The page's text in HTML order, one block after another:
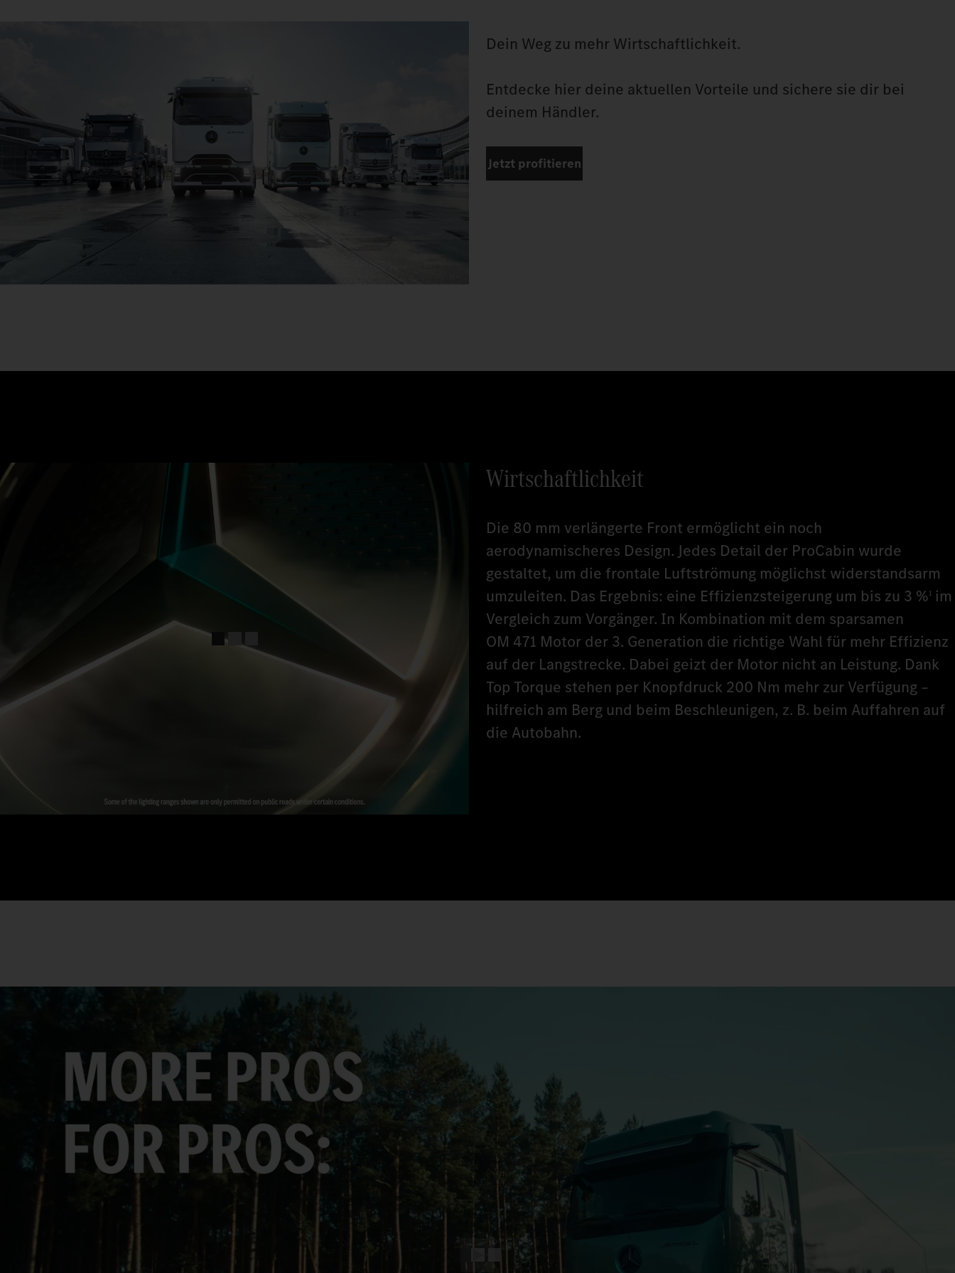
Dein Weg zu mehr Wirtschaftlichkeit.
Entdecke hier deine aktuellen Vorteile und sichere sie dir bei
deinem Händler.
Jetzt profitieren
Wirtschaftlichkeit
Die 80 mm verlängerte Front ermöglicht ein noch
aerodynamischeres Design. Jedes Detail der ProCabin wurde
gestaltet, um die frontale Luftströmung möglichst widerstandsarm
umzuleiten. Das Ergebnis: eine Effizienzsteigerung um bis zu 3 %1 im
Vergleich zum Vorgänger. In Kombination mit dem sparsamen
OM 471 Motor der 3. Generation die richtige Wahl für mehr Effizienz
auf der Langstrecke. Dabei geizt der Motor nicht an Leistung. Dank
Top Torque stehen per Knopfdruck 200 Nm mehr zur Verfügung –
hilfreich am Berg und beim Beschleunigen, z. B. beim Auffahren auf
die Autobahn.